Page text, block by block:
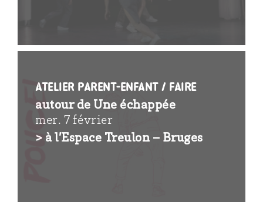
Atelier parent-enfant / faire
autour de Une échappée
mer. 7 février
> à l’Espace Treulon – Bruges